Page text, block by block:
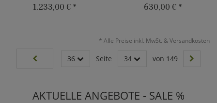
1.233,00 € * 630,00 € *
* Alle Preise inkl. MwSt. & Versandkosten
36 Seite 34 von 149
AKTUELLE ANGEBOTE - SALE %